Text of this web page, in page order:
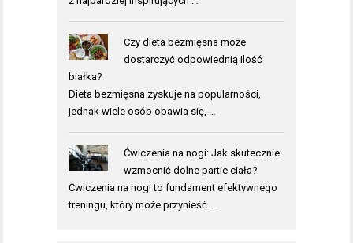
Czy dieta bezmięsna może
dostarczyć odpowiednią ilość
białka?
Dieta bezmięsna zyskuje na popularności,
jednak wiele osób obawia się, …
Ćwiczenia na nogi: Jak skutecznie
wzmocnić dolne partie ciała?
Ćwiczenia na nogi to fundament efektywnego
treningu, który może przynieść …